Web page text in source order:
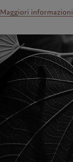
Maggiori informazioni